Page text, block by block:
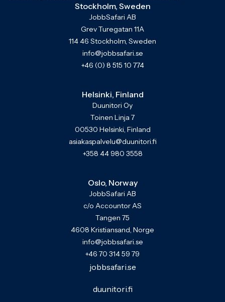
Stockholm, Sweden
JobbSafari AB
Grev Turegatan 11A
114 46 Stockholm, Sweden
info@jobbsafari.se
+46 (0) 8 515 10 774
Helsinki, Finland
Duunitori Oy
Toinen Linja 7
00530 Helsinki, Finland
asiakaspalvelu@duunitori.fi
+358 44 980 3558
Oslo, Norway
JobbSafari AB
c/o Accountor AS
Tangen 75
4608 Kristiansand, Norge
info@jobbsafari.se
+46 70 314 59 79
jobbsafari.se
duunitori.fi